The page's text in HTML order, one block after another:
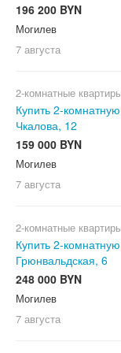
196 200 BYN
Могилев
7 августа
2-комнатные
Купить 2-
Чкалова, 12
159 000 BYN
Могилев
7 августа
2-комнатные
Купить 2-
Грюнвальдская, 6
248 000 BYN
Могилев
7 августа